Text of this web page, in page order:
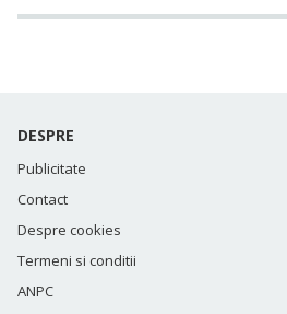
DESPRE
Publicitate
Contact
Despre cookies
Termeni si conditii
ANPC